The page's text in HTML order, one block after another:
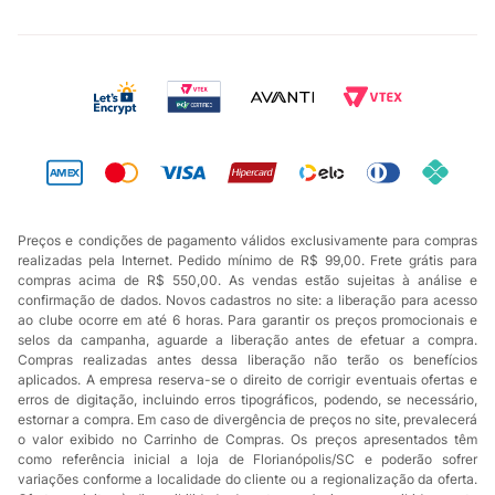
Preços e condições de pagamento válidos exclusivamente para compras
realizadas pela Internet. Pedido mínimo de R$ 99,00. Frete grátis para
compras acima de R$ 550,00. As vendas estão sujeitas à análise e
confirmação de dados. Novos cadastros no site: a liberação para acesso
ao clube ocorre em até 6 horas. Para garantir os preços promocionais e
selos da campanha, aguarde a liberação antes de efetuar a compra.
Compras realizadas antes dessa liberação não terão os benefícios
aplicados. A empresa reserva-se o direito de corrigir eventuais ofertas e
erros de digitação, incluindo erros tipográficos, podendo, se necessário,
estornar a compra. Em caso de divergência de preços no site, prevalecerá
o valor exibido no Carrinho de Compras. Os preços apresentados têm
como referência inicial a loja de Florianópolis/SC e poderão sofrer
variações conforme a localidade do cliente ou a regionalização da oferta.